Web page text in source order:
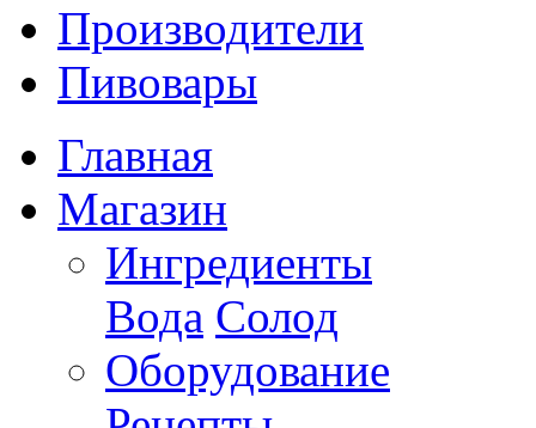
Производители
Пивовары
Главная
Магазин
Ингредиенты
Вода Солод
Оборудование